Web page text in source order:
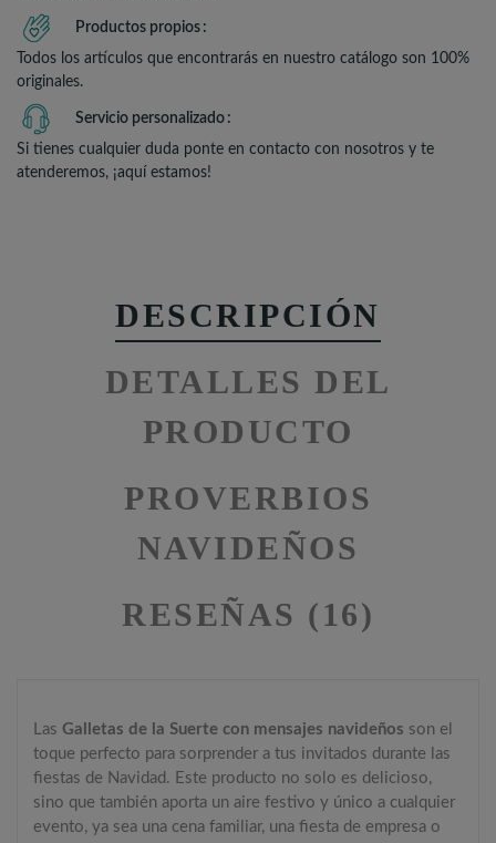
Productos propios
Todos los artículos que encontrarás en nuestro catálogo son 100%
originales.
Servicio personalizado
Si tienes cualquier duda ponte en contacto con nosotros y te
atenderemos, ¡aquí estamos!
DESCRIPCIÓN
DETALLES DEL
PRODUCTO
PROVERBIOS
NAVIDEÑOS
RESEÑAS (16)
LasGalletas de la Suerte con mensajes navideños son el
toque perfecto para sorprender a tus invitados durante las
fiestas de Navidad. Este producto no solo es delicioso,
sino que también aporta un aire festivo y único a cualquier
evento, ya sea una cena familiar, una fiesta de empresa o